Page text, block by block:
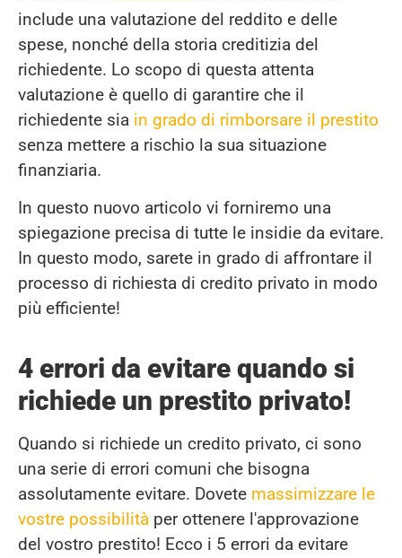
include una valutazione del reddito e delle
spese, nonché della storia creditizia del
richiedente. Lo scopo di questa attenta
valutazione è quello di garantire che il
richiedente sia in grado di rimborsare il prestito
senza mettere a rischio la sua situazione
finanziaria.
In questo nuovo articolo vi forniremo una
spiegazione precisa di tutte le insidie da evitare.
In questo modo, sarete in grado di affrontare il
processo di richiesta di credito privato in modo
più efficiente!
4 errori da evitare quando si
richiede un prestito privato!
Quando si richiede un credito privato, ci sono
una serie di errori comuni che bisogna
assolutamente evitare. Dovete massimizzare le
vostre possibilità per ottenere l'approvazione
del vostro prestito! Ecco i 5 errori da evitare